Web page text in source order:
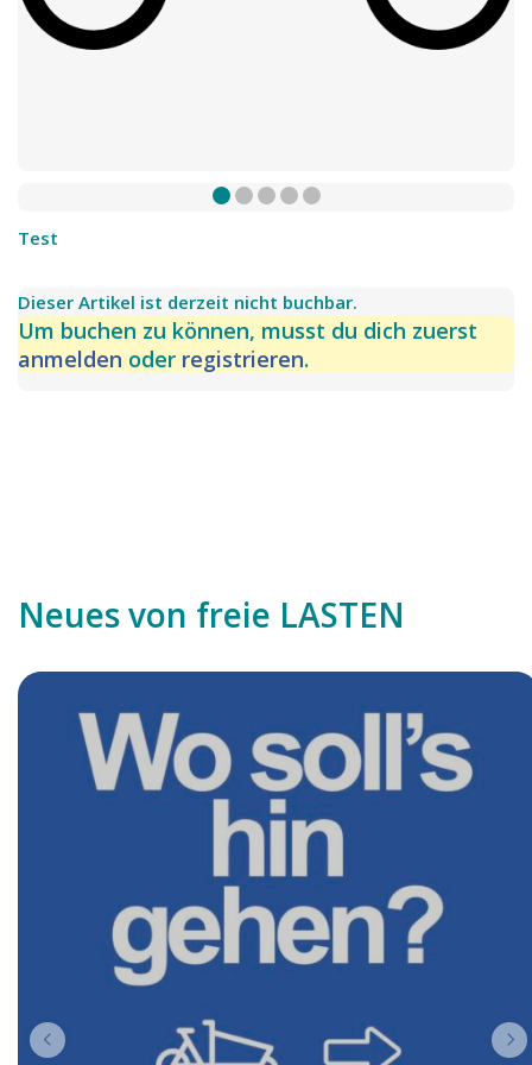
Test
Dieser Artikel ist derzeit nicht buchbar.
Um buchen zu können, musst du dich zuerst
anmelden oder registrieren.
Neues von freie LASTEN